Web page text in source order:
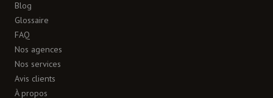
Blog
Glossaire
FAQ
Nos agences
Nos services
Avis clients
À propos